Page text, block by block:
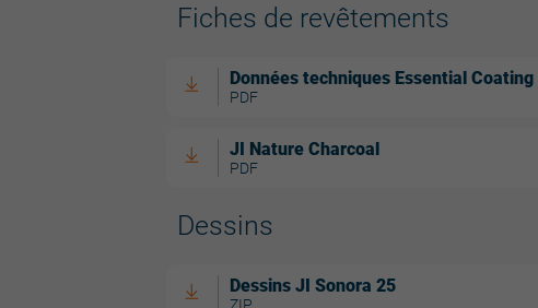
Fiches de revêtements
Données techniques Essential Coating
PDF
JI Nature Charcoal
PDF
Dessins
Dessins JI Sonora 25
ZIP